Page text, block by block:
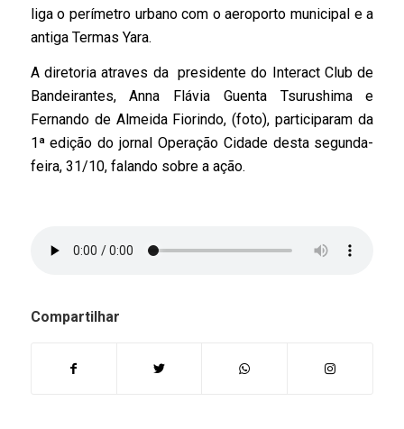
liga o perímetro urbano com o aeroporto municipal e a
antiga Termas Yara.
A diretoria atraves da presidente do Interact Club de
Bandeirantes, Anna Flávia Guenta Tsurushima e
Fernando de Almeida Fiorindo, (foto), participaram da
1ª edição do jornal Operação Cidade desta segunda-
feira, 31/10, falando sobre a ação.
Compartilhar